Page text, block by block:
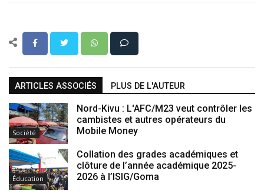
ARTICLES ASSOCIÉS PLUS DE L'AUTEUR
Société
Nord-Kivu : L'AFC/M23 veut contrôler les
cambistes et autres opérateurs du
Mobile Money
Éducation
Collation des grades académiques et
clôture de l’année académique 2025-
2026 à l’ISIG/Goma